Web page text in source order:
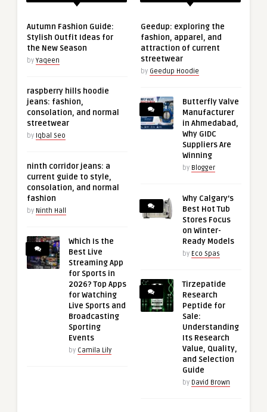
Autumn Fashion Guide:
Stylish Outfit Ideas for
the New Season
by Yaqeen
raspberry hills hoodie
jeans: fashion,
consolation, and normal
streetwear
by Iqbal Seo
ninth corridor jeans: a
current guide to style,
consolation, and normal
fashion
by Ninth Hall
Which Is the
Best Live
Streaming App
for Sports in
2026? Top Apps
for Watching
Live Sports and
Broadcasting
Sporting
Events
by Camila Lily
Geedup: exploring the
fashion, apparel, and
attraction of current
streetwear
by Geedup Hoodie
Butterfly Valve
Manufacturer
in Ahmedabad,
Why GIDC
Suppliers Are
Winning
by Blogger
Why Calgary’s
Best Hot Tub
Stores Focus
on Winter-
Ready Models
by Eco Spas
Tirzepatide
Research
Peptide for
Sale:
Understanding
Its Research
Value, Quality,
and Selection
Guide
by David Brown